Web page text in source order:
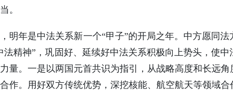
。
明年是中法关系新一个“甲子”的开局之年。中方愿同
法精神”，巩固好、延续好中法关系积极向上势头，使
量。一是以两国元首共识为指引，从战略高度和长远
作。用好双方传统优势，深挖核能、航空航天等领域